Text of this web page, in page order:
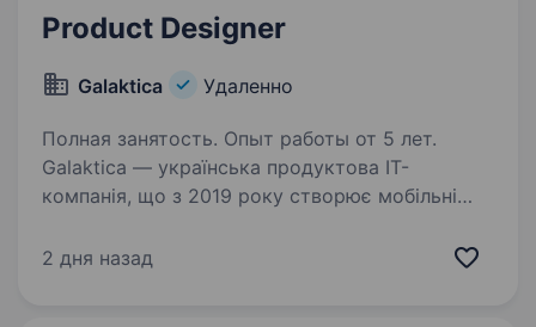
Product Designer
Galaktica Удаленно
Полная занятость. Опыт работы от 5 лет.
Galaktica — українська продуктова IT-
компанія, що з 2019 року створює мобільні
У команді 350+ фахівців з провідною
2 дня назад